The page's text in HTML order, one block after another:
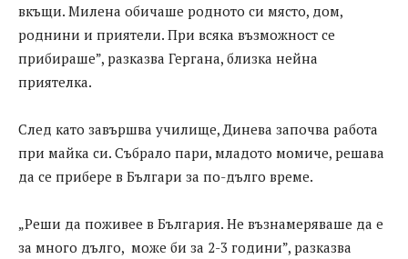
вкъщи. Милена обичаше родното си място, дом,
роднини и приятели. При всяка възможност се
прибираше”, разказва Гергана, близка нейна
приятелка.
След като завършва училище, Динева започва работа
при майка си. Събрало пари, младото момиче, решава
да се прибере в Българи за по-дълго време.
„Реши да поживее в България. Не възнамеряваше да е
за много дълго, може би за 2-3 години”, разказва